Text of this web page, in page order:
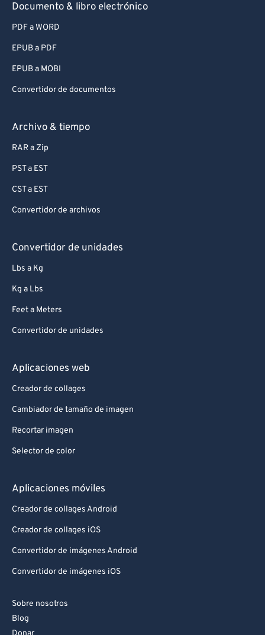
Documento & libro electrónico
PDF a WORD
EPUB a PDF
EPUB a MOBI
Convertidor de documentos
Archivo & tiempo
RAR a Zip
PST a EST
CST a EST
Convertidor de archivos
Convertidor de unidades
Lbs a Kg
Kg a Lbs
Feet a Meters
Convertidor de unidades
Aplicaciones web
Creador de collages
Cambiador de tamaño de imagen
Recortar imagen
Selector de color
Aplicaciones móviles
Creador de collages Android
Creador de collages iOS
Convertidor de imágenes Android
Convertidor de imágenes iOS
Sobre nosotros
Blog